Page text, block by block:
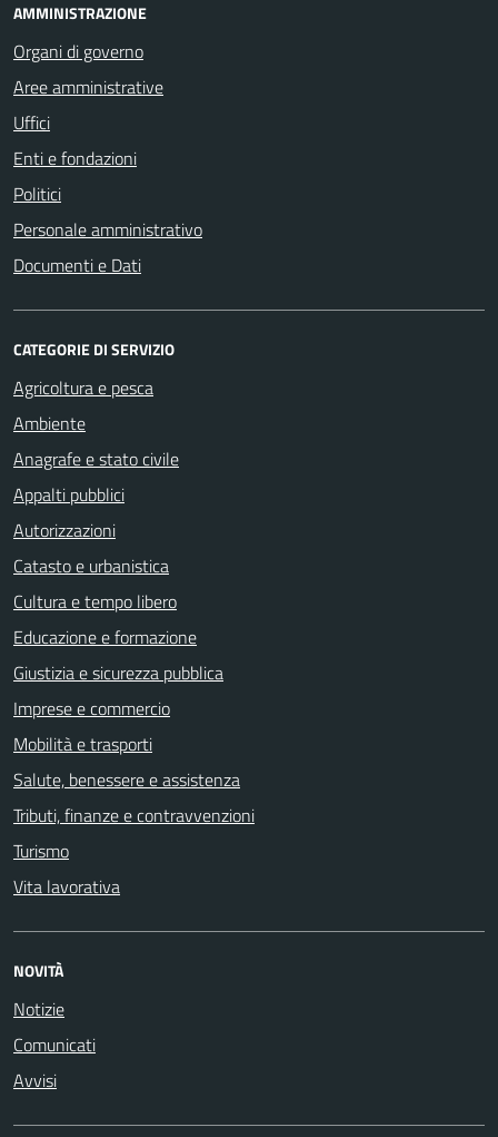
AMMINISTRAZIONE
Organi di governo
Aree amministrative
Uffici
Enti e fondazioni
Politici
Personale amministrativo
Documenti e Dati
CATEGORIE DI SERVIZIO
Agricoltura e pesca
Ambiente
Anagrafe e stato civile
Appalti pubblici
Autorizzazioni
Catasto e urbanistica
Cultura e tempo libero
Educazione e formazione
Giustizia e sicurezza pubblica
Imprese e commercio
Mobilità e trasporti
Salute, benessere e assistenza
Tributi, finanze e contravvenzioni
Turismo
Vita lavorativa
NOVITÀ
Notizie
Comunicati
Avvisi